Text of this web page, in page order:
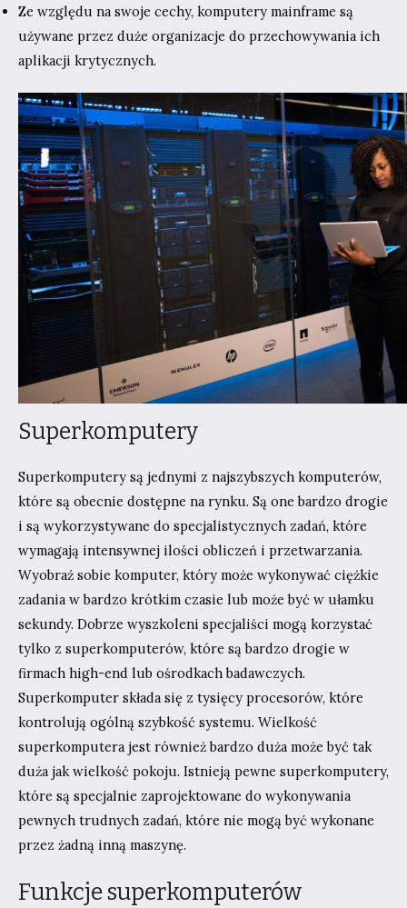
Ze względu na swoje cechy, komputery mainframe są
używane przez duże organizacje do przechowywania ich
aplikacji krytycznych.
Superkomputery
Superkomputery są jednymi z najszybszych komputerów,
które są obecnie dostępne na rynku. Są one bardzo drogie
i są wykorzystywane do specjalistycznych zadań, które
wymagają intensywnej ilości obliczeń i przetwarzania.
Wyobraź sobie komputer, który może wykonywać ciężkie
zadania w bardzo krótkim czasie lub może być w ułamku
sekundy. Dobrze wyszkoleni specjaliści mogą korzystać
tylko z superkomputerów, które są bardzo drogie w
firmach high-end lub ośrodkach badawczych.
Superkomputer składa się z tysięcy procesorów, które
kontrolują ogólną szybkość systemu. Wielkość
superkomputera jest również bardzo duża może być tak
duża jak wielkość pokoju. Istnieją pewne superkomputery,
które są specjalnie zaprojektowane do wykonywania
pewnych trudnych zadań, które nie mogą być wykonane
przez żadną inną maszynę.
Funkcje superkomputerów